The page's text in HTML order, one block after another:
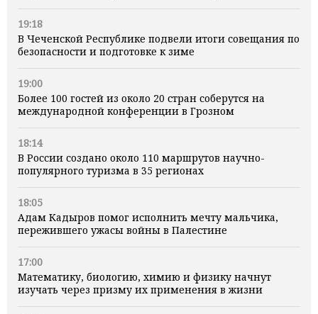
19:18
В Чеченской Республике подвели итоги совещания по
безопасности и подготовке к зиме
19:00
Более 100 гостей из около 20 стран соберутся на
международной конференции в Грозном
18:14
В России создано около 110 маршрутов научно-
популярного туризма в 35 регионах
18:05
Адам Кадыров помог исполнить мечту мальчика,
пережившего ужасы войны в Палестине
17:00
Математику, биологию, химию и физику начнут
изучать через призму их применения в жизни